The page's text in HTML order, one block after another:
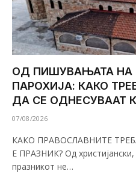
ОД ПИШУВАЊАТА НА
ПАРОХИЈА: КАКО
ДА СЕ ОДНЕСУВААТ
07/08/2026
КАКО ПРАВОСЛАВНИТЕ
Е ПРАЗНИК? Од
празникот не…